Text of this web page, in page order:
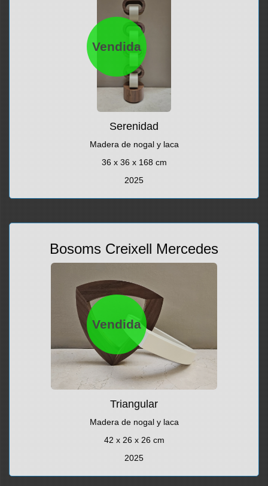
Vendida
Serenidad
Madera de nogal y laca
36 x 36 x 168 cm
2025
Vendida
Bosoms Creixell Mercedes
Triangular
Madera de nogal y laca
42 x 26 x 26 cm
2025